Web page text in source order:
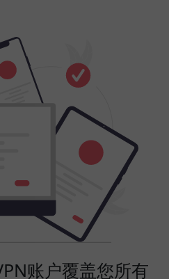
账户覆盖您所有